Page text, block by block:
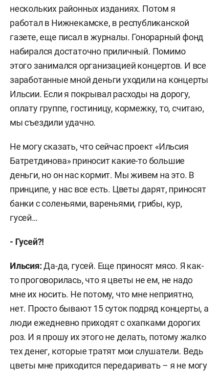
нескольких районных изданиях. Потом я
работал в Нижнекамске, в республиканской
газете, еще писал в журналы. Гонорарный фонд
набирался достаточно приличный. Помимо
этого занимался организацией концертов. И все
заработанные мной деньги уходили на концерты
Ильсии. Если я покрывал расходы на дорогу,
оплату группе, гостиницу, кормежку, то, считаю,
мы съездили удачно.
Не могу сказать, что сейчас проект «Ильсия
Батретдинова» приносит какие-то большие
деньги, но он нас кормит. Мы живем на это. В
принципе, у нас все есть. Цветы дарят, приносят
банки с соленьями, вареньями, грибы, кур,
гусей…
- Гусей?!
Ильсия:Да-да, гусей. Еще приносят мясо. Я как-
то проговорилась, что я цветы не ем, не надо
мне их носить. Не потому, что мне неприятно,
нет. Просто бывают 15 суток подряд концерты, а
люди ежедневно приходят с охапками дорогих
роз. И я прошу их этого не делать, потому жалко
тех денег, которые тратят мои слушатели. Ведь
цветы мне приходится передаривать – я не могу